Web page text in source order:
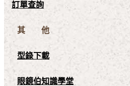
訂單查詢
其 他
型錄下載
眼鏡伯知識學堂